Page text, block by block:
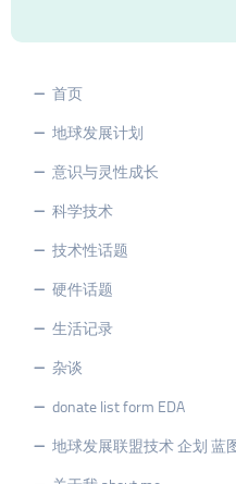
首页
地球发展计划
意识与灵性成长
科学技术
技术性话题
硬件话题
生活记录
杂谈
donate list form EDA
地球发展联盟技术 企划 蓝